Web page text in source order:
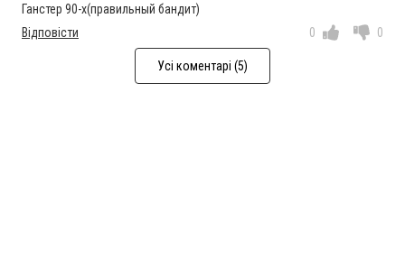
Ганстер 90-х(правильный бандит)
Відповісти
0 0
Усі коментарі (5)